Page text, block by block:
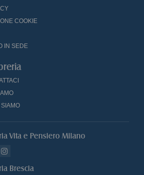
COOKIE
IN SEDE
Vita e Pensiero Milano
Brescia